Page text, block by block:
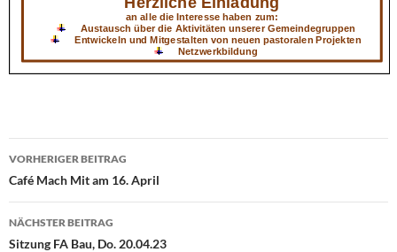
Beitragsnavigation
VORHERIGER BEITRAG
Café Mach Mit am 16. April
NÄCHSTER BEITRAG
Sitzung FA Bau, Do. 20.04.23